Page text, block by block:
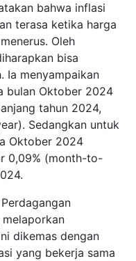
bahwa inflasi
terasa ketika harga
Oleh
bisa
Ia menyampaikan
bulan Oktober 2024
tahun 2024,
Sedangkan untuk
Oktober 2024
0,09% (month-to-
melaporkan
dikemas dengan
yang bekerja sama